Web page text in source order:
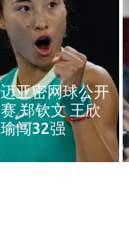
近15个月10次
一轮游 名宿对
小李表现感困惑